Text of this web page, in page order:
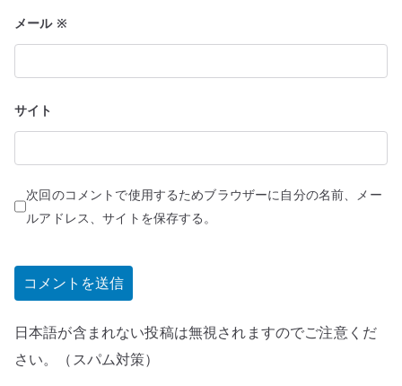
メール ※
サイト
次回のコメントで使用するためブラウザーに自分の名前、メー
ルアドレス、サイトを保存する。
日本語が含まれない投稿は無視されますのでご注意くだ
さい。（スパム対策）